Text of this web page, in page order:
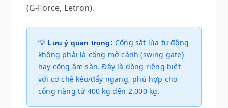
(G-Force, Letron).
💡 Lưu ý quan trọng: Cổng sắt lùa tự động
không phải là cổng mở cánh (swing gate)
hay cổng âm sàn. Đây là dòng riêng biệt
với cơ chế kéo/đẩy ngang, phù hợp cho
cổng nặng từ 400 kg đến 2.000 kg.